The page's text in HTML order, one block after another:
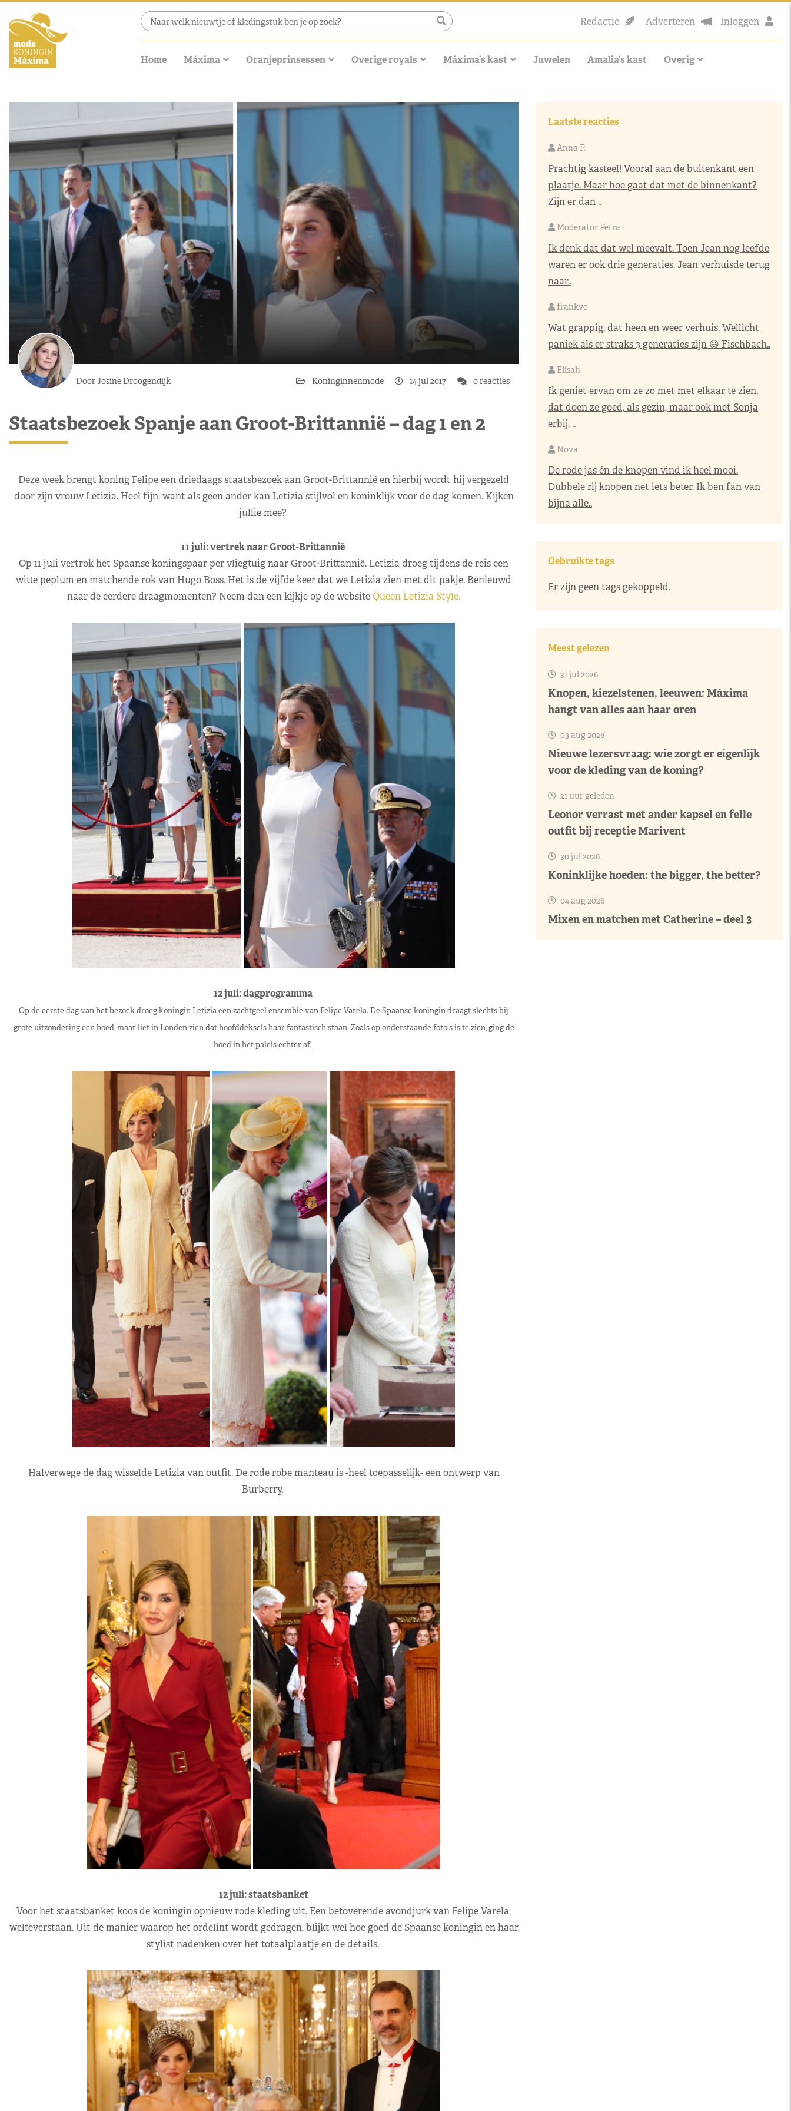
Redactie Adverteren Inloggen
Home Máxima Oranjeprinsessen Overige royals Máxima’s kast Juwelen Amalia’s kast Overig
Door Josine Droogendijk Koninginnenmode 14 jul 2017 0 reacties
Staatsbezoek Spanje aan Groot-Brittannië – dag 1 en 2
Deze week brengt koning Felipe een driedaags staatsbezoek aan Groot-Brittannië en hierbij wordt hij vergezeld
door zijn vrouw Letizia. Heel fijn, want als geen ander kan Letizia stijlvol en koninklijk voor de dag komen. Kijken
jullie mee?
11 juli: vertrek naar Groot-Brittannië
Op 11 juli vertrok het Spaanse koningspaar per vliegtuig naar Groot-Brittannië. Letizia droeg tijdens de reis een
witte peplum en matchende rok van Hugo Boss. Het is de vijfde keer dat we Letizia zien met dit pakje. Benieuwd
naar de eerdere draagmomenten? Neem dan een kijkje op de websiteQueen Letizia Style.
12 juli: dagprogramma
Op de eerste dag van het bezoek droeg koningin Letizia een zachtgeel ensemble van Felipe Varela. De Spaanse koningin draagt slechts bij
grote uitzondering een hoed, maar liet in Londen zien dat hoofddeksels haar fantastisch staan. Zoals op onderstaande foto's is te zien, ging de
hoed in het paleis echter af.
Halverwege de dag wisselde Letizia van outfit. De rode robe manteau is -heel toepasselijk- een ontwerp van
Burberry.
12 juli: staatsbanket
Voor het staatsbanket koos de koningin opnieuw rode kleding uit. Een betoverende avondjurk van Felipe Varela,
welteverstaan. Uit de manier waarop het ordelint wordt gedragen, blijkt wel hoe goed de Spaanse koningin en haar
stylist nadenken over het totaalplaatje en de details.
Laatste reacties
Anna P.
Prachtig kasteel! Vooral aan de buitenkant een
plaatje. Maar hoe gaat dat met de binnenkant?
Zijn er dan ..
Moderator Petra
Ik denk dat dat wel meevalt. Toen Jean nog leefde
waren er ook drie generaties. Jean verhuisde terug
naar..
frankvc
Wat grappig, dat heen en weer verhuis. Wellicht
paniek als er straks 3 generaties zijn 😃 Fischbach..
Elisah
Ik geniet ervan om ze zo met met elkaar te zien,
dat doen ze goed, als gezin, maar ook met Sonja
erbij. ..
Nova
De rode jas én de knopen vind ik heel mooi.
Dubbele rij knopen net iets beter. Ik ben fan van
bijna alle..
Gebruikte tags
Er zijn geen tags gekoppeld.
Meest gelezen
31 jul 2026
Knopen, kiezelstenen, leeuwen: Máxima
hangt van alles aan haar oren
03 aug 2026
Nieuwe lezersvraag: wie zorgt er eigenlijk
voor de kleding van de koning?
21 uur geleden
Leonor verrast met ander kapsel en felle
outfit bij receptie Marivent
30 jul 2026
Koninklijke hoeden: the bigger, the better?
04 aug 2026
Mixen en matchen met Catherine – deel 3